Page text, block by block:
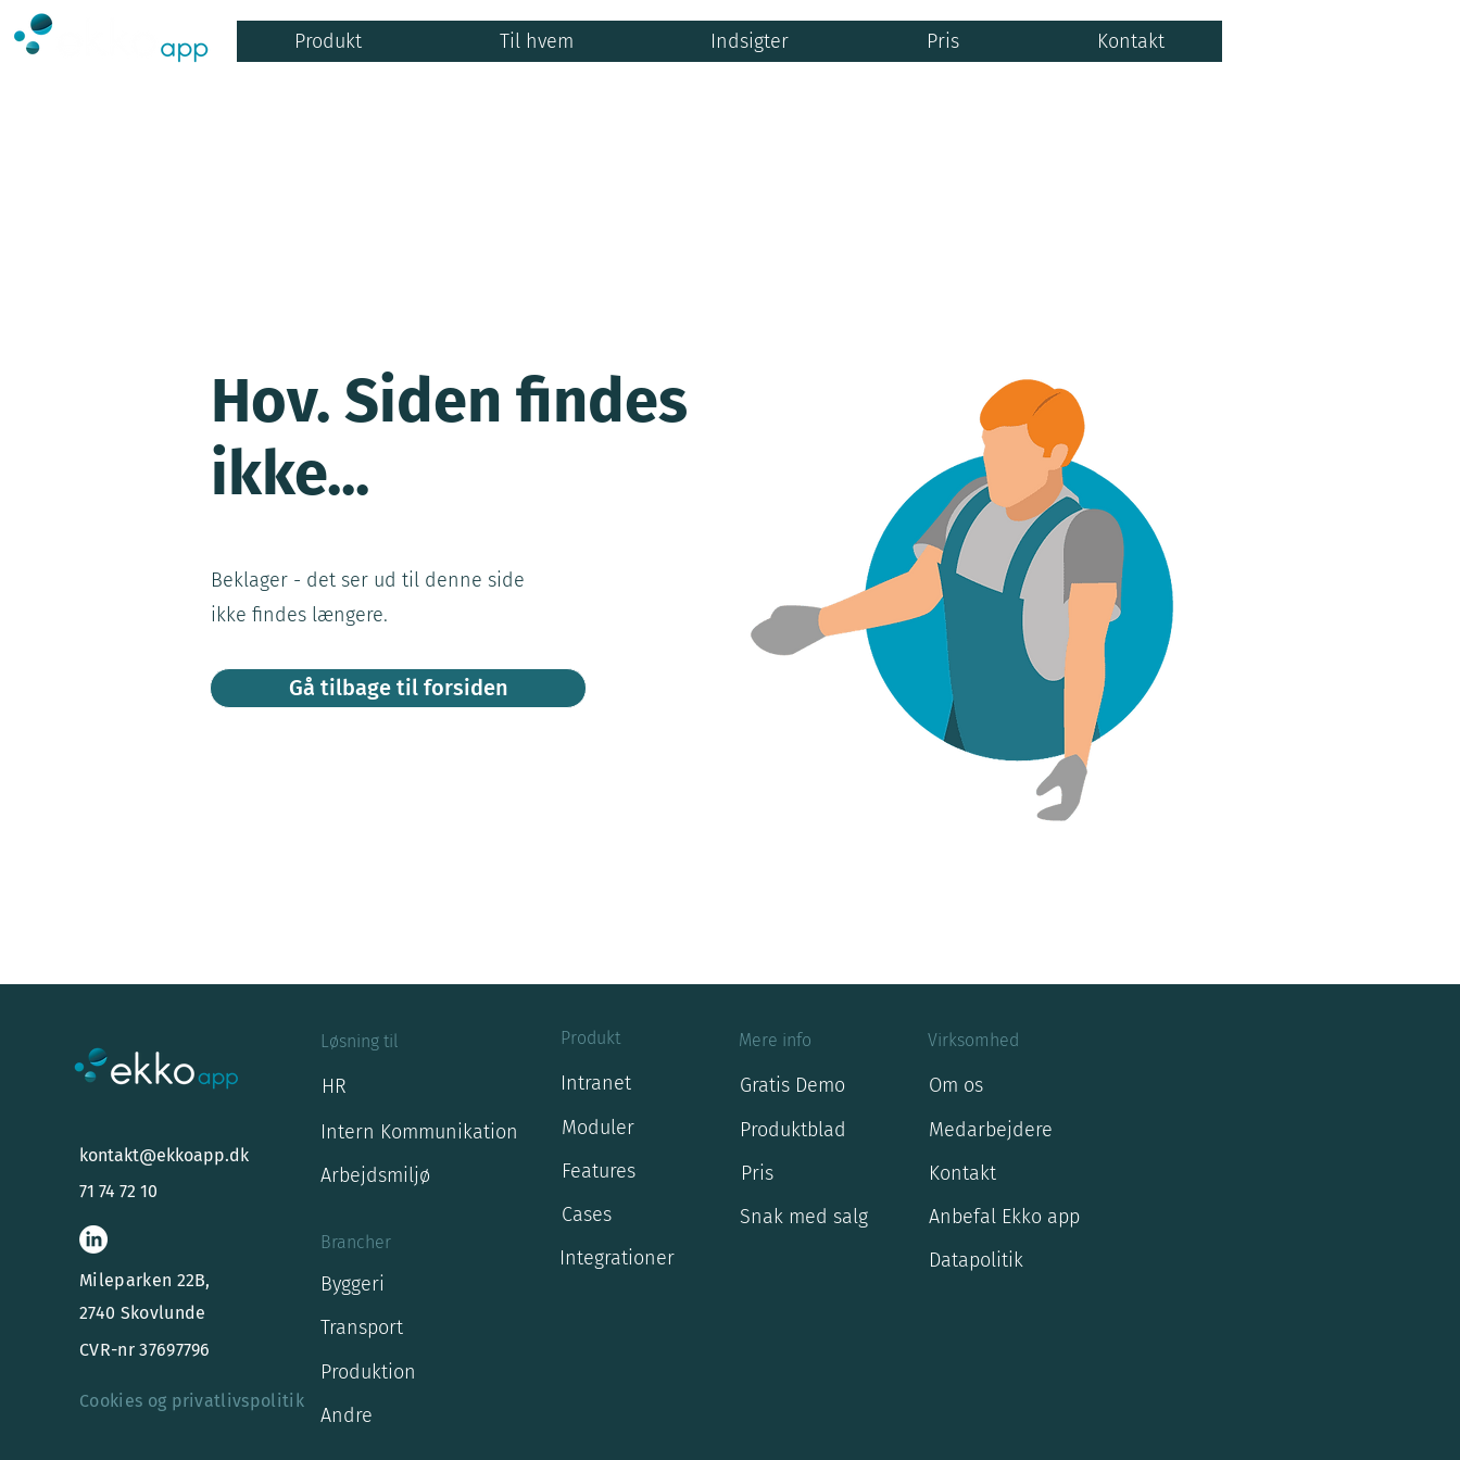
Produkt Til hvem Indsigter Pris Kontakt
Hov. Siden findes
ikke...
Beklager - det ser ud til denne side
ikke findes længere.
Gå tilbage til forsiden
kontakt@ekkoapp.dk
71 74 72 10
Mileparken 22B,
2740 Skovlunde
CVR-nr 37697796
Cookies og privatlivspolitik
Løsning til
HR
Intern Kommunikation
Arbejdsmiljø
Brancher
Byggeri
Transport
Produktion
Andre
Produkt
Intranet
Moduler
Features
Cases
Integrationer
Mere info
Gratis Demo
Produktblad
Pris
Snak med salg
Virksomhed
Om os
Medarbejdere
Kontakt
Anbefal Ekko app
Datapolitik